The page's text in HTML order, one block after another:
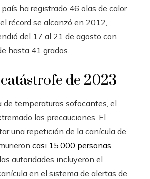
país ha registrado 46 olas de calor
récord se alcanzó en 2012,
del 17 al 21 de agosto con
hasta 41 grados.
de 2023
de temperaturas sofocantes, el
las precauciones. El
una repetición de la canícula de
casi 15.000 personas
autoridades incluyeron el
en el sistema de alertas de